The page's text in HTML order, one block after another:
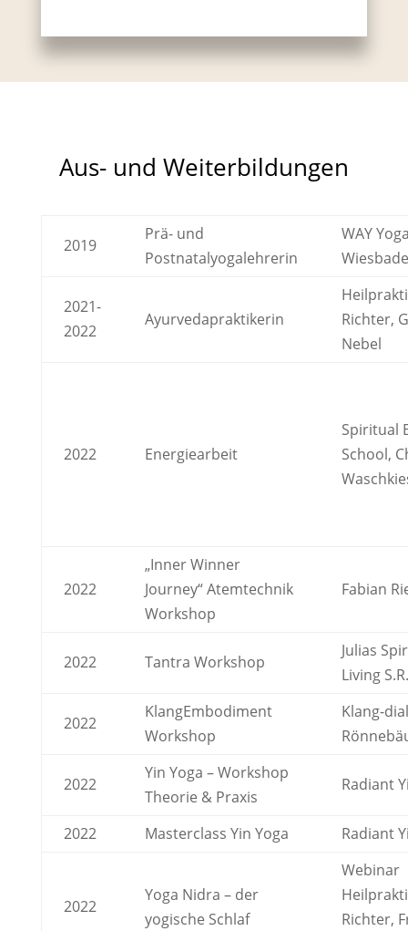
Aus- und Weiterbildungen
2019
Prä- und
Postnatalyogalehrerin
WAY
2021-
2022
Ayurvedapraktikerin
Richter,
Nebel
2022 Energiearbeit
Spiritual
School,
2022
„Inner Winner
Journey“ Atemtechnik
Workshop
Fabian
2022 Tantra Workshop
Julias
Living
2022
KlangEmbodiment
Workshop
Klang-
2022
Yin Yoga – Workshop
Theorie & Praxis
Radiant
2022 Masterclass Yin Yoga Radiant
2022
Yoga Nidra – der
yogische Schlaf
Webinar
Richter,